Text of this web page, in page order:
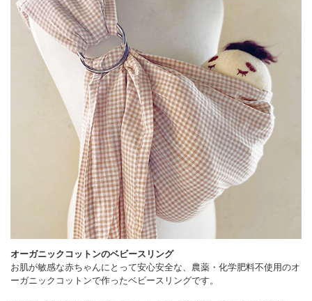
オーガニックコットンのベビースリング
お肌が敏感な赤ちゃんにとって安心安全な、農薬・化学肥料不使用のオ
ーガニックコットンで作ったベビースリングです。